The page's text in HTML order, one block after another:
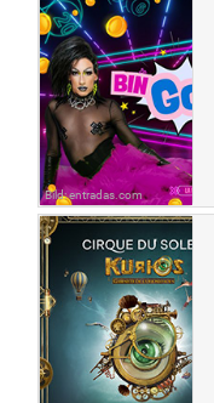
Bild: entradas.com